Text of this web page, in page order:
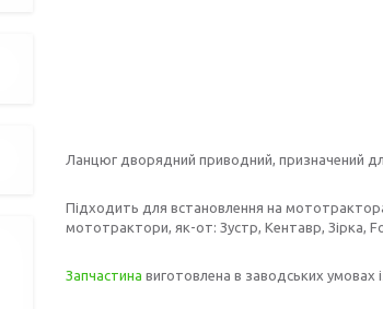
Ланцюг дворядний приводний, призначений
Підходить для встановлення на
мототрактори, як-от: Зустр, Кентавр, Зірка,
Запчастина виготовлена в заводських умовах